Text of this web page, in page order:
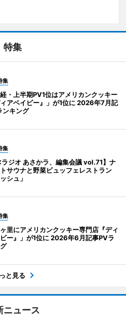
特集
集
経・上半期PV1位はアメリカンクッキー
アベイビー』」が1位に 2026年7月記
ンキング
集
ラジオ あさかラ、編集会議 vol.71】ナ
サウナと野菜ビュッフェレストラン
シュ」
集
ヶ里にアメリカンクッキー専門店『ディ
ー』」が1位に 2026年6月記事PVラ
と見る
ニュース